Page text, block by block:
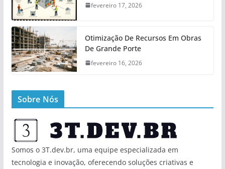
fevereiro 17, 2026
Otimização De Recursos Em Obras
De Grande Porte
fevereiro 16, 2026
Sobre Nós
Somos o 3T.dev.br, uma equipe especializada em
tecnologia e inovação, oferecendo soluções criativas e